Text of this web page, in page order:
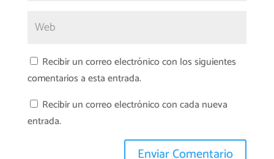
Recibir un correo electrónico con los siguientes
comentarios a esta entrada.
Recibir un correo electrónico con cada nueva
entrada.